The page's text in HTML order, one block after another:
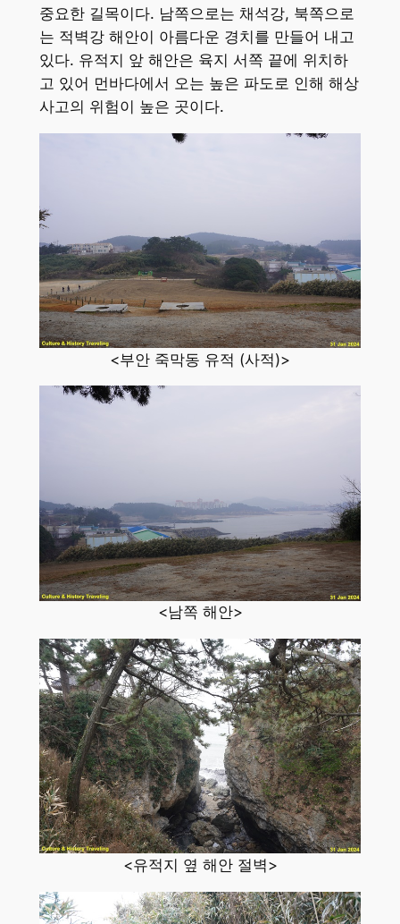
중요한 길목이다. 남쪽으로는 채석강, 북쪽으로
는 적벽강 해안이 아름다운 경치를 만들어 내고
있다. 유적지 앞 해안은 육지 서쪽 끝에 위치하
고 있어 먼바다에서 오는 높은 파도로 인해 해상
사고의 위험이 높은 곳이다.
<부안 죽막동 유적 (사적)>
<남쪽 해안>
<유적지 옆 해안 절벽>